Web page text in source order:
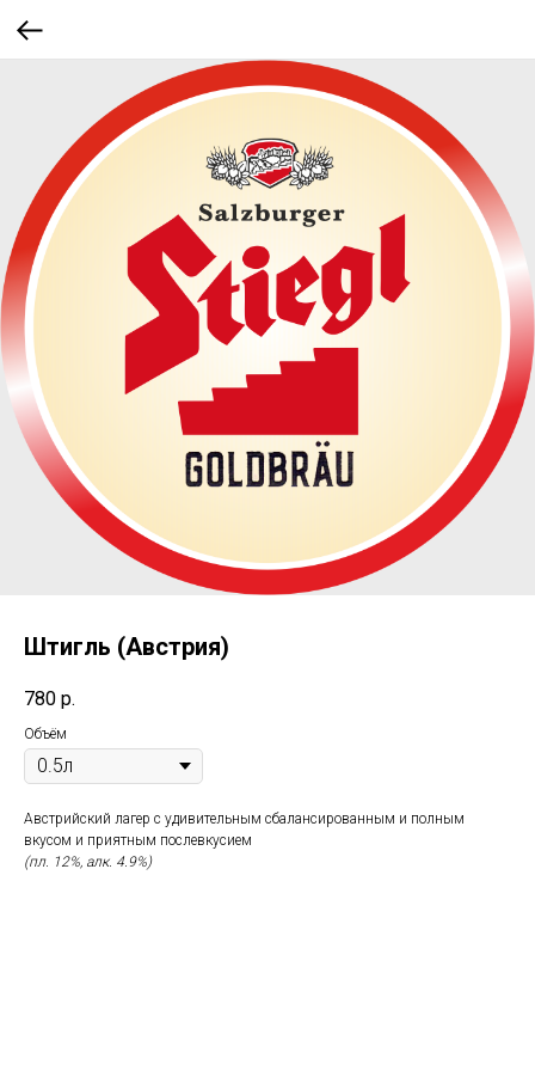
Штигль (Австрия)
780 р.
Объём
Австрийский лагер с удивительным сбалансированным и полным
вкусом и приятным послевкусием
(пл. 12%, алк. 4.9%)